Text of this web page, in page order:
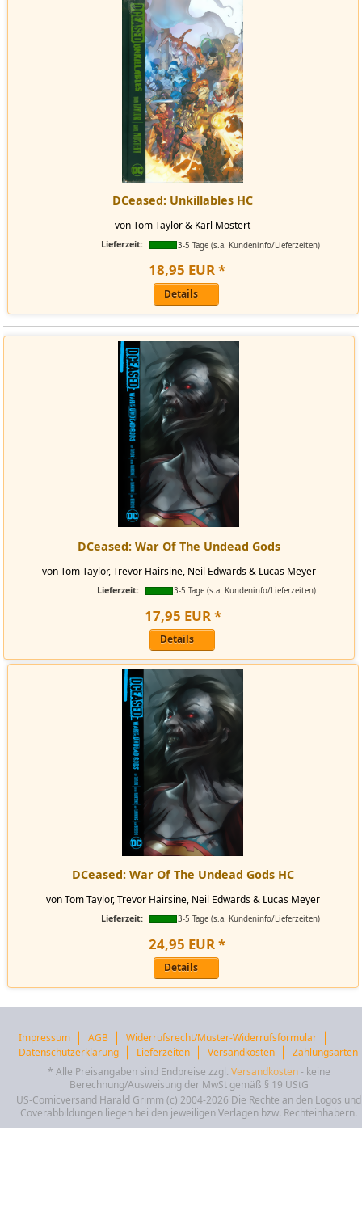
DCeased: Unkillables HC
von Tom Taylor & Karl Mostert
Lieferzeit: 3-5 Tage (s.a. Kundeninfo/Lieferzeiten)
18,95 EUR*
Details
DCeased: War Of The Undead Gods
von Tom Taylor, Trevor Hairsine, Neil Edwards & Lucas Meyer
Lieferzeit: 3-5 Tage (s.a. Kundeninfo/Lieferzeiten)
17,95 EUR*
Details
DCeased: War Of The Undead Gods HC
von Tom Taylor, Trevor Hairsine, Neil Edwards & Lucas Meyer
Lieferzeit: 3-5 Tage (s.a. Kundeninfo/Lieferzeiten)
24,95 EUR*
Details
Impressum AGB
Widerrufsrecht/Muster-Widerrufsformular
Datenschutzerklärung
Lieferzeiten Versandkosten
Zahlungsarten
* Alle Preisangaben sind Endpreise zzgl. Versandkosten- keine
Berechnung/Ausweisung der MwSt gemäß § 19 UStG
US-Comicversand Harald Grimm (c) 2004-2026 Die Rechte an den Logos und
Coverabbildungen liegen bei den jeweiligen Verlagen bzw. Rechteinhabern.